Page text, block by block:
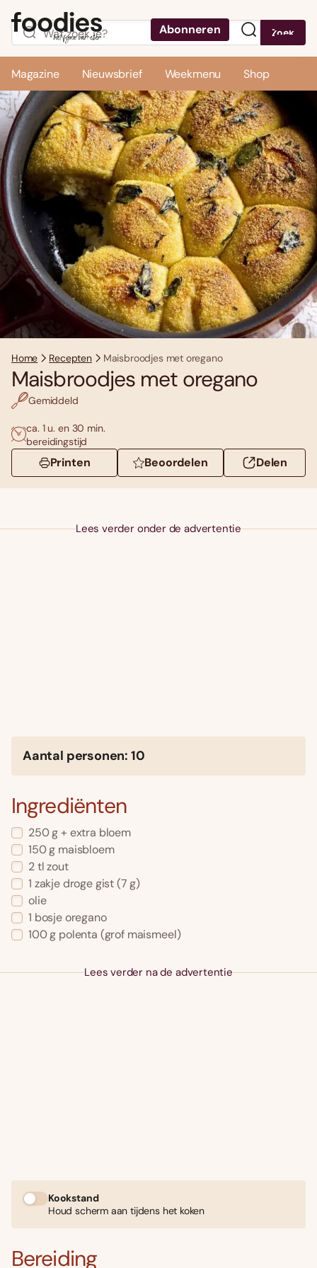
Abonneren Zoek
Magazine Nieuwsbrief Weekmenu Shop
Home Recepten Maisbroodjes met oregano
Maisbroodjes met oregano
Gemiddeld
ca. 1 u. en 30 min.
bereidingstijd
Printen Beoordelen Delen
Lees verder onder de advertentie
Aantal personen: 10
Ingrediënten
250 g + extra bloem
150 g maisbloem
2 tl zout
1 zakje droge gist (7 g)
olie
1 bosje oregano
100 g polenta (grof maismeel)
Lees verder na de advertentie
Kookstand
Houd scherm aan tijdens het koken
Bereiding